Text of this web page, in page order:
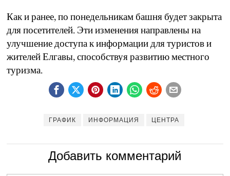
Как и ранее, по понедельникам башня будет закрыта
для посетителей. Эти изменения направлены на
улучшение доступа к информации для туристов и
жителей Елгавы, способствуя развитию местного
туризма.
ГРАФИК ИНФОРМАЦИЯ ЦЕНТРА
Добавить комментарий